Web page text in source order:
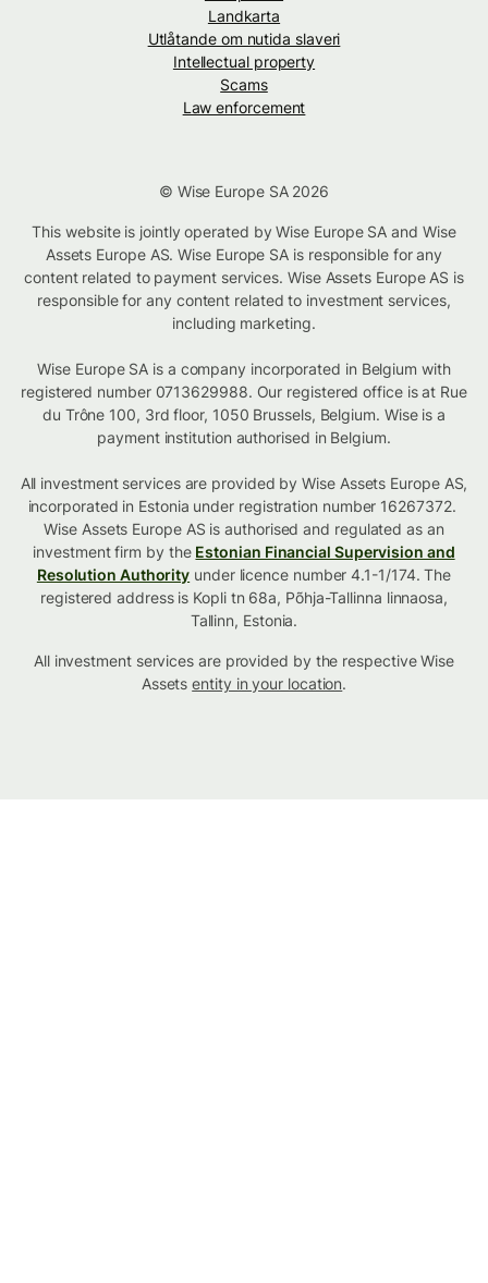
Landkarta
Utlåtande om nutida slaveri
Intellectual property
Scams
Law enforcement
© Wise Europe SA 2026
This website is jointly operated by Wise Europe SA and Wise
Assets Europe AS. Wise Europe SA is responsible for any
content related to payment services. Wise Assets Europe AS is
responsible for any content related to investment services,
including marketing.
Wise Europe SA is a company incorporated in Belgium with
registered number 0713629988. Our registered office is at Rue
du Trône 100, 3rd floor, 1050 Brussels, Belgium. Wise is a
payment institution authorised in Belgium.
All investment services are provided by Wise Assets Europe AS,
incorporated in Estonia under registration number 16267372.
Wise Assets Europe AS is authorised and regulated as an
investment firm by the Estonian Financial Supervision and
Resolution Authority under licence number 4.1-1/174. The
registered address is Kopli tn 68a, Põhja-Tallinna linnaosa,
Tallinn, Estonia.
All investment services are provided by the respective Wise
Assetsentity in your location.